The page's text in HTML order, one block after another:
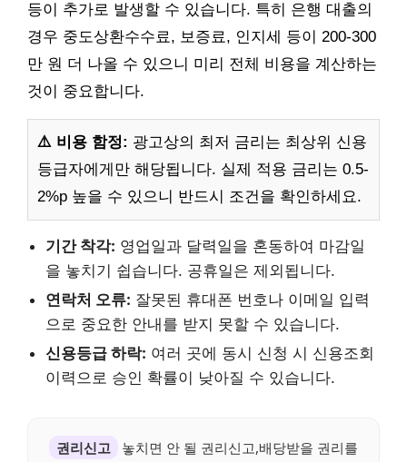
등이 추가로 발생할 수 있습니다. 특히 은행 대출의
경우 중도상환수수료, 보증료, 인지세 등이 200-300
만 원 더 나올 수 있으니 미리 전체 비용을 계산하는
것이 중요합니다.
⚠️ 비용 함정: 광고상의 최저 금리는 최상위 신용
등급자에게만 해당됩니다. 실제 적용 금리는 0.5-
2%p 높을 수 있으니 반드시 조건을 확인하세요.
기간 착각: 영업일과 달력일을 혼동하여 마감일
을 놓치기 쉽습니다. 공휴일은 제외됩니다.
연락처 오류: 잘못된 휴대폰 번호나 이메일 입력
으로 중요한 안내를 받지 못할 수 있습니다.
신용등급 하락: 여러 곳에 동시 신청 시 신용조회
이력으로 승인 확률이 낮아질 수 있습니다.
권리신고
놓치면 안 될 권리신고,배당받을 권리를